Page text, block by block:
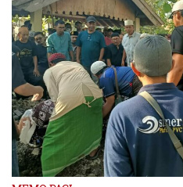
pengamanan secara
SOP dan Hukum yang
“kami akan
preventif dan humanis
kita lakukan
” kata Komaruz.
Pada Pukul 15.30 Wita, usai